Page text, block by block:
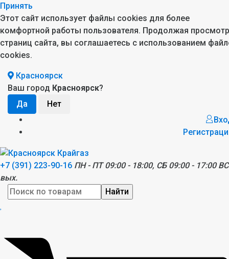
Принять
Этот сайт использует файлы cookies для более
комфортной работы пользователя. Продолжая просмотр
страниц сайта, вы соглашаетесь с использованием
cookies.
Красноярск
Ваш город Красноярск?
+7 (391) 223-90-16 ПН - ПТ 09:00 - 18:00, СБ 09:00 - 17:00
вых.
Найти